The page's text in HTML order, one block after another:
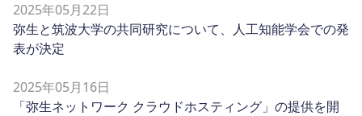
2025年05月22日
弥生と筑波大学の共同研究について、人工知能学会での発
表が決定
2025年05月16日
「弥生ネットワーク クラウドホスティング」の提供を開